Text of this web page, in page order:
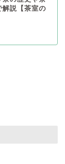
解説【茶室の